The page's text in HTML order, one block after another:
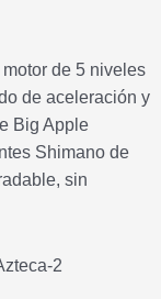
de 5 niveles
de aceleración y
Big Apple
Shimano de
sin